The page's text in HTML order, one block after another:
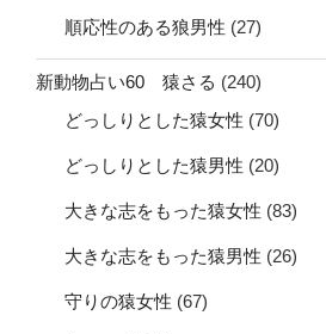
順応性のある狼男性 (27)
新動物占い60 猿さる (240)
どっしりとした猿女性 (70)
どっしりとした猿男性 (20)
大きな志をもった猿女性 (83)
大きな志をもった猿男性 (26)
守りの猿女性 (67)